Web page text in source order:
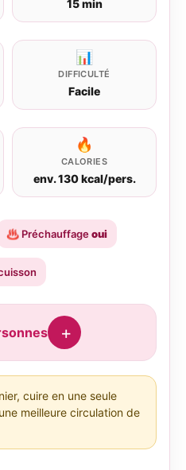
15 min
📊
DIFFICULTÉ
Facile
🔥
CALORIES
env. 130 kcal/pers.
♨️ Préchauffageoui
+
cuire en une seule
meilleure circulation de